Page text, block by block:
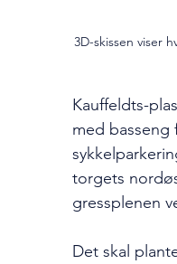
3D-skissen viser
Kauffeldts-
med basseng
torgets
gressplenen
Det skal